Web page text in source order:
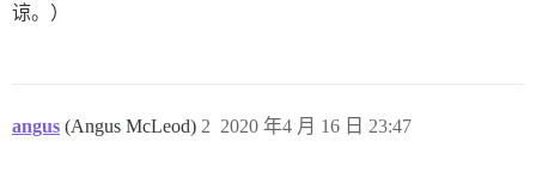
谅。）
angus (Angus McLeod) 2020 年4 月 16 日 23:47
2